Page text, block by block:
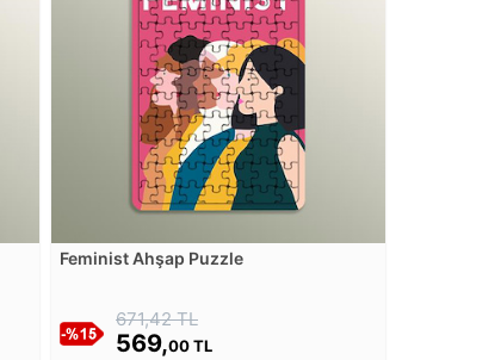
Feminist Ahşap Puzzle
671,42 TL
569,00 TL